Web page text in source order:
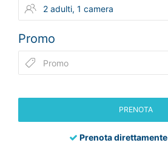
Promo
PRENOTA
Prenota